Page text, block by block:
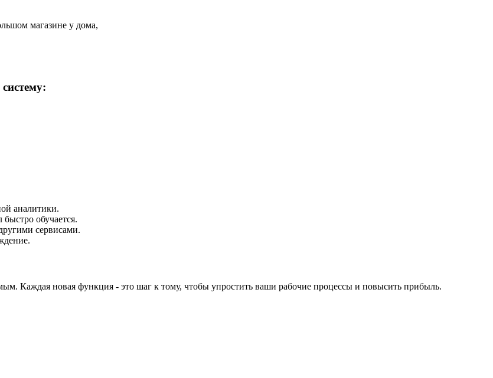
магазине у дома,
аналитики.
обучается.
сервисами.
Каждая новая функция - это шаг к тому, чтобы упростить ваши рабочие процессы и повысить прибыль.